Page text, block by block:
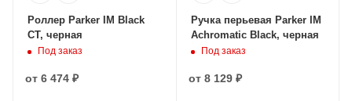
Роллер Parker IM Black
CT, черная
Под заказ
от 6 474 ₽
Ручка перьевая Parker IM
Achromatic Black, черная
Под заказ
от 8 129 ₽